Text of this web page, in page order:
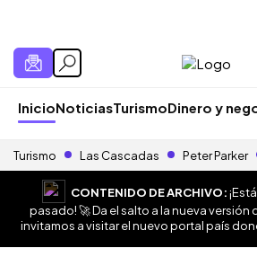
InicioNoticiasTurismoDinero y
Turismo Las Cascadas Peter Parker
CONTENIDO DE ARCHIVO:
pasado! 🚀 Da el salto a la nueva versión
invitamos a visitar el nuevo portal país